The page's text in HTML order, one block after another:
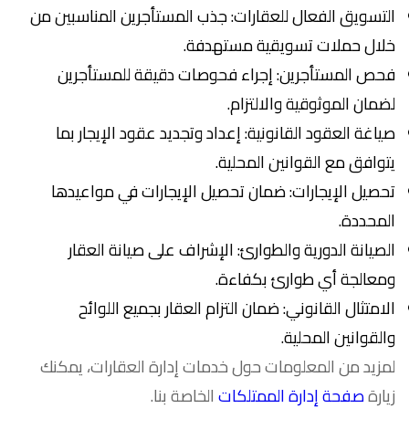
التسويق الفعال للعقارات: جذب المستأجرين المناسبين من
خلال حملات تسويقية مستهدفة.
فحص المستأجرين: إجراء فحوصات دقيقة للمستأجرين
لضمان الموثوقية والالتزام.
صياغة العقود القانونية: إعداد وتجديد عقود الإيجار بما
يتوافق مع القوانين المحلية.
تحصيل الإيجارات: ضمان تحصيل الإيجارات في مواعيدها
المحددة.
الصيانة الدورية والطوارئ: الإشراف على صيانة العقار
ومعالجة أي طوارئ بكفاءة.
الامتثال القانوني: ضمان التزام العقار بجميع اللوائح
والقوانين المحلية.
لمزيد من المعلومات حول خدمات إدارة العقارات، يمكنك
زيارةصفحة إدارة الممتلكاتالخاصة بنا.